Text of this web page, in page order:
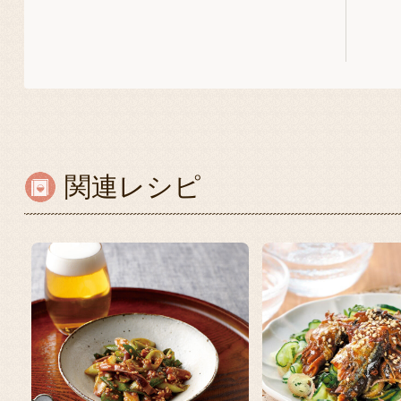
関連レシピ